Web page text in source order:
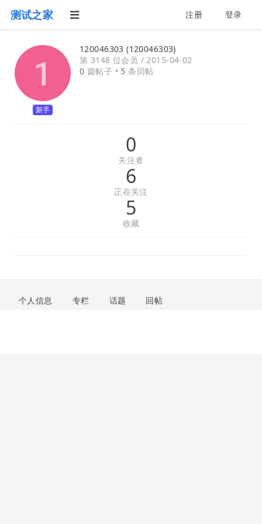
测试之家 注册 登录
新手
120046303 (120046303)
第 3148 位会员 /2015-04-02
0 篇帖子 • 5 条回帖
0
关注者
6
正在关注
5
收藏
个人信息 专栏 话题 回帖